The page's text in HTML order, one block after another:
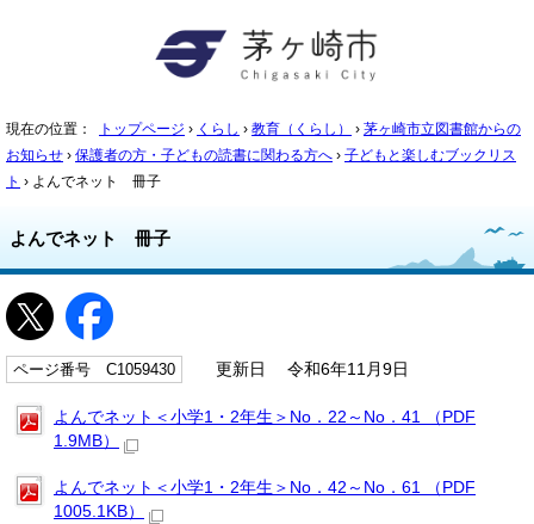
現在の位置： トップページ › くらし › 教育（くらし） › 茅ヶ崎市立図書館からの
お知らせ › 保護者の方・子どもの読書に関わる方へ › 子どもと楽しむブックリス
ト › よんでネット 冊子
よんでネット 冊子
ページ番号 C1059430 更新日 令和6年11月9日
よんでネット＜小学1・2年生＞No．22～No．41 （PDF
1.9MB）
よんでネット＜小学1・2年生＞No．42～No．61 （PDF
1005.1KB）